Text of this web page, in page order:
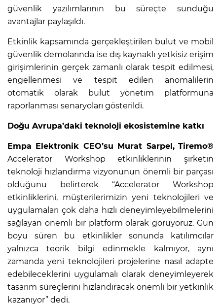
güvenlik yazılımlarının bu süreçte sunduğu
avantajlar paylaşıldı.
Etkinlik kapsamında gerçekleştirilen bulut ve mobil
güvenlik demolarında ise dış kaynaklı yetkisiz erişim
girişimlerinin gerçek zamanlı olarak tespit edilmesi,
engellenmesi ve tespit edilen anomalilerin
otomatik olarak bulut yönetim platformuna
raporlanması senaryoları gösterildi.
Doğu Avrupa’daki teknoloji ekosistemine katkı
Empa Elektronik CEO’su Murat Sarpel, Tiremo®
Accelerator Workshop etkinliklerinin şirketin
teknoloji hızlandırma vizyonunun önemli bir parçası
olduğunu belirterek “Accelerator Workshop
etkinliklerini, müşterilerimizin yeni teknolojileri ve
uygulamaları çok daha hızlı deneyimleyebilmelerini
sağlayan önemli bir platform olarak görüyoruz. Gün
boyu süren bu etkinlikler sonunda katılımcılar
yalnızca teorik bilgi edinmekle kalmıyor, aynı
zamanda yeni teknolojileri projelerine nasıl adapte
edebileceklerini uygulamalı olarak deneyimleyerek
tasarım süreçlerini hızlandıracak önemli bir yetkinlik
kazanıyor” dedi.